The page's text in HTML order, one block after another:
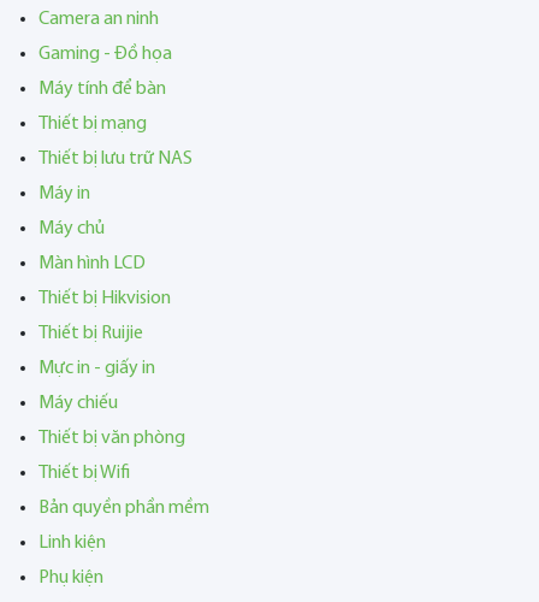
Camera an ninh
Gaming - Đồ họa
Máy tính để bàn
Thiết bị mạng
Thiết bị lưu trữ NAS
Máy in
Máy chủ
Màn hình LCD
Thiết bị Hikvision
Thiết bị Ruijie
Mực in - giấy in
Máy chiếu
Thiết bị văn phòng
Thiết bị Wifi
Bản quyền phần mềm
Linh kiện
Phụ kiện